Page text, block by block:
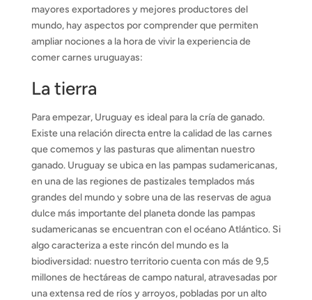
mayores exportadores y mejores productores del
mundo, hay aspectos por comprender que permiten
ampliar nociones a la hora de vivir la experiencia de
comer carnes uruguayas:
La tierra
Para empezar, Uruguay es ideal para la cría de ganado.
Existe una relación directa entre la calidad de las carnes
que comemos y las pasturas que alimentan nuestro
ganado. Uruguay se ubica en las pampas sudamericanas,
en una de las regiones de pastizales templados más
grandes del mundo y sobre una de las reservas de agua
dulce más importante del planeta donde las pampas
sudamericanas se encuentran con el océano Atlántico. Si
algo caracteriza a este rincón del mundo es la
biodiversidad: nuestro territorio cuenta con más de 9,5
millones de hectáreas de campo natural, atravesadas por
una extensa red de ríos y arroyos, pobladas por un alto